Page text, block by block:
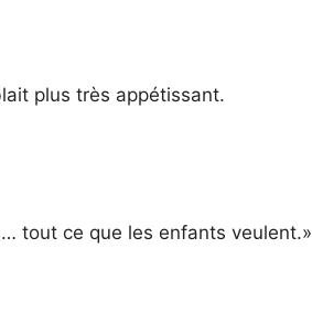
plus très appétissant.
tout ce que les enfants veulent.»